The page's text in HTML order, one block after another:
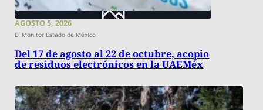
AGOSTO 5, 2026
El Monitor Estado de México
Del 17 de agosto al 22 de octubre, acopio
de residuos electrónicos en la UAEMéx